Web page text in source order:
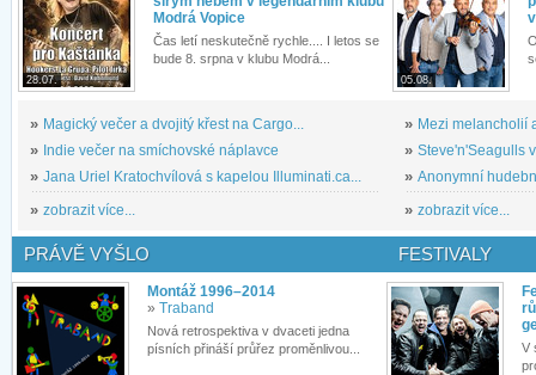
28.07.
Modrá Vopice
Čas letí neskutečně rychle.... I letos se
bude 8. srpna v klubu Modrá...
» Magický večer a dvojitý křest na Cargo...
» Indie večer na smíchovské náplavce
» Jana Uriel Kratochvílová s kapelou Illuminati.ca...
» zobrazit více...
05.08.
» Mezi melancholií
» Steve'n'Seagulls
» Anonymní
» zobrazit více...
PRÁVĚ VYŠLO
Montáž 1996–2014
» Traband
Nová retrospektiva v dvaceti jedna
písních přináší průřez proměnlivou...
FESTIVALY
V